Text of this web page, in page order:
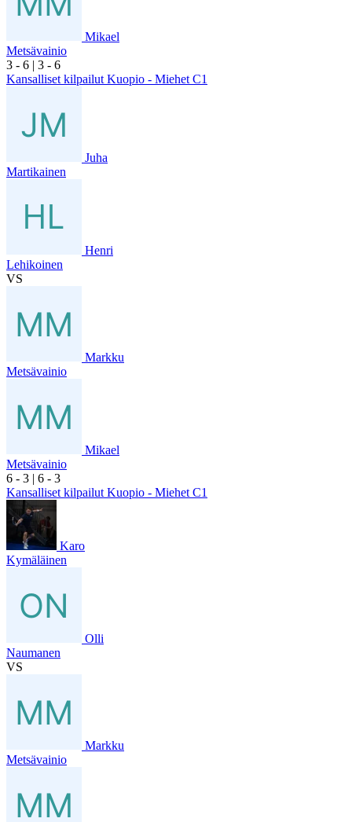
Mikael
Metsävainio
3 - 6 | 3 - 6
Kansalliset kilpailut Kuopio - Miehet C1
Juha
Martikainen
Henri
Lehikoinen
VS
Markku
Metsävainio
Mikael
Metsävainio
6 - 3 | 6 - 3
Kansalliset kilpailut Kuopio - Miehet C1
Karo
Kymäläinen
Olli
Naumanen
VS
Markku
Metsävainio